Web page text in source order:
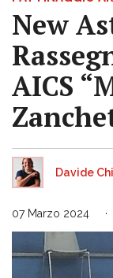
New
AICS
Davide
07 Marzo 2024